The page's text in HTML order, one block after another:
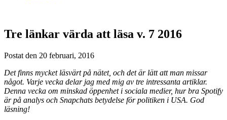
Tre länkar värda att läsa v. 7 2016
Postat den 20 februari, 2016
Det finns mycket läsvärt på nätet, och det är lätt att man missar
något. Varje vecka delar jag med mig av tre intressanta artiklar.
Denna vecka om minskad öppenhet i sociala medier, hur bra Spotify
är på analys och Snapchats betydelse för politiken i USA. God
läsning!